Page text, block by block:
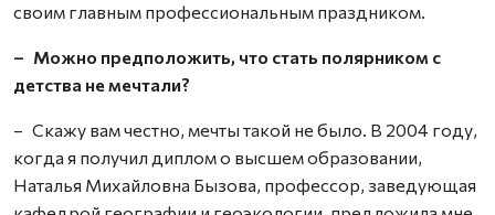
своим главным профессиональным праздником.
– Можно предположить, что стать полярником с
детства не мечтали?
– Скажу вам честно, мечты такой не было. В 2004 году,
когда я получил диплом о высшем образовании,
Наталья Михайловна Бызова, профессор, заведующая